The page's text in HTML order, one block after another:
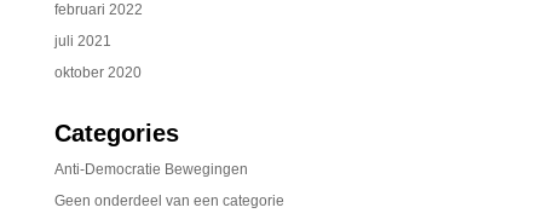
februari 2022
juli 2021
oktober 2020
Categories
Anti-Democratie Bewegingen
Geen onderdeel van een categorie